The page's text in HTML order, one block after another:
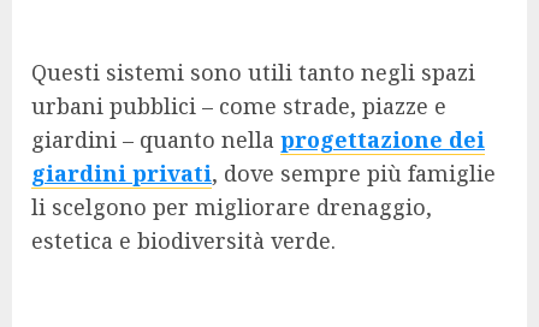
Questi sistemi sono utili tanto negli spazi
urbani pubblici – come strade, piazze e
giardini – quanto nella progettazione dei
giardini privati, dove sempre più famiglie
li scelgono per migliorare drenaggio,
estetica e biodiversità verde.